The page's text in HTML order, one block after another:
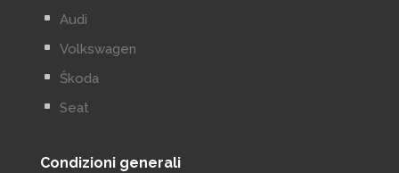
^ Audi
^ Volkswagen
^ Škoda
^ Seat
Condizioni generali